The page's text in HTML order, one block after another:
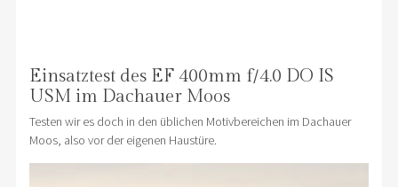
Einsatztest des EF 400mm f/4.0 DO IS
USM im Dachauer Moos
Testen wir es doch in den üblichen Motivbereichen im Dachauer
Moos, also vor der eigenen Haustüre.